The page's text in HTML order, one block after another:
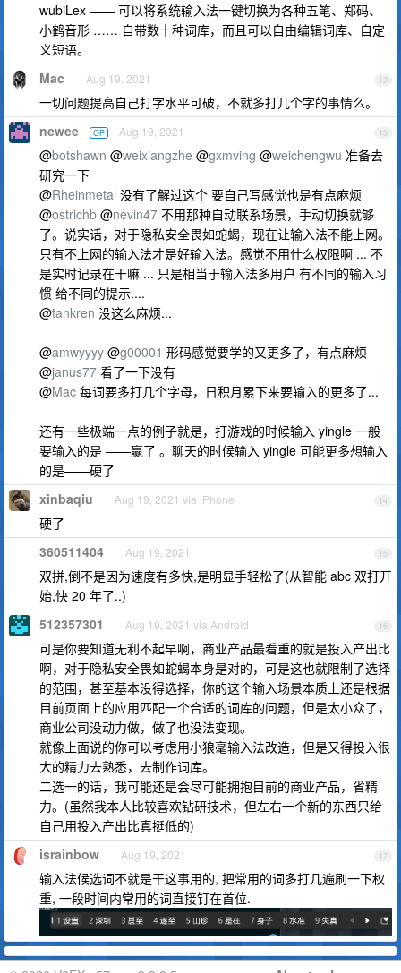
wubiLex —— 可以将系统输入法一键切换为各种五笔、郑码、
小鹤音形 …… 自带数十种词库，而且可以自由编辑词库、自定
义短语。
12
Mac Aug 19, 2021
一切问题提高自己打字水平可破，不就多打几个字的事情么。
13
newee OP Aug 19, 2021
@botshawn @weixiangzhe @gxmving @weichengwu 准备去
研究一下
@Rheinmetal 没有了解过这个 要自己写感觉也是有点麻烦
@ostrichb @nevin47 不用那种自动联系场景，手动切换就够
了。说实话，对于隐私安全畏如蛇蝎，现在让输入法不能上网。
只有不上网的输入法才是好输入法。感觉不用什么权限啊 ... 不
是实时记录在干嘛 ... 只是相当于输入法多用户 有不同的输入习
惯 给不同的提示....
@tankren 没这么麻烦...
@amwyyyy @g00001 形码感觉要学的又更多了，有点麻烦
@janus77 看了一下没有
@Mac 每词要多打几个字母，日积月累下来要输入的更多了...
还有一些极端一点的例子就是，打游戏的时候输入 yingle 一般
要输入的是 ——赢了 。聊天的时候输入 yingle 可能更多想输入
的是——硬了
14
xinbaqiu Aug 19, 2021 via iPhone
硬了
15
360511404 Aug 19, 2021
双拼,倒不是因为速度有多快,是明显手轻松了(从智能 abc 双打开
始,快 20 年了..)
16
512357301 Aug 19, 2021 via Android
可是你要知道无利不起早啊，商业产品最看重的就是投入产出比
啊，对于隐私安全畏如蛇蝎本身是对的，可是这也就限制了选择
的范围，甚至基本没得选择，你的这个输入场景本质上还是根据
目前页面上的应用匹配一个合适的词库的问题，但是太小众了，
商业公司没动力做，做了也没法变现。
就像上面说的你可以考虑用小狼毫输入法改造，但是又得投入很
大的精力去熟悉，去制作词库。
二选一的话，我可能还是会尽可能拥抱目前的商业产品，省精
力。(虽然我本人比较喜欢钻研技术，但左右一个新的东西只给
自己用投入产出比真挺低的)
17
israinbow Aug 19, 2021
输入法候选词不就是干这事用的, 把常用的词多打几遍刷一下权
重, 一段时间内常用的词直接钉在首位.